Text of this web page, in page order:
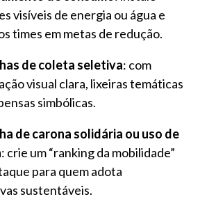
visíveis de energia ou água e
times em metas de redução.
de coleta seletiva: com
visual clara, lixeiras temáticas
simbólicas.
de carona solidária ou uso de
: crie um “ranking da mobilidade”
para quem adota
sustentáveis.